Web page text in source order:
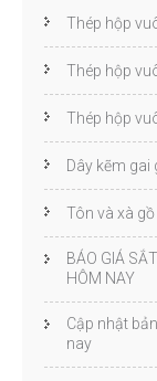
Thép hộp
Thép hộp
Thép hộp
Dây kẽm gai
Tôn và xà gồ
BÁO GIÁ
HÔM NAY
Cập nhật
nay